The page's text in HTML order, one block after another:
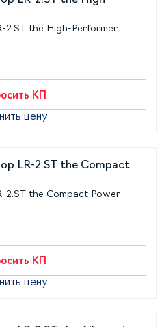
2.ST the High-Performer
КП
цену
2.ST the Compact Power
КП
цену